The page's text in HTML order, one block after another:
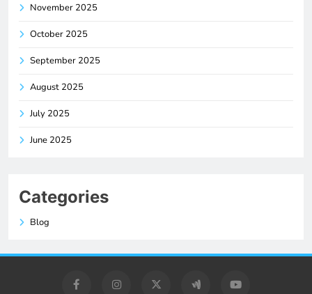
November 2025
October 2025
September 2025
August 2025
July 2025
June 2025
Categories
Blog